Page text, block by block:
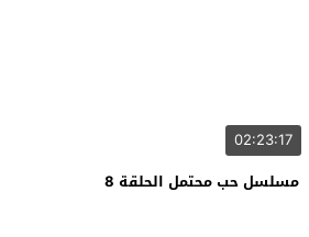
02:23:17
مسلسل حب محتمل الحلقة 8